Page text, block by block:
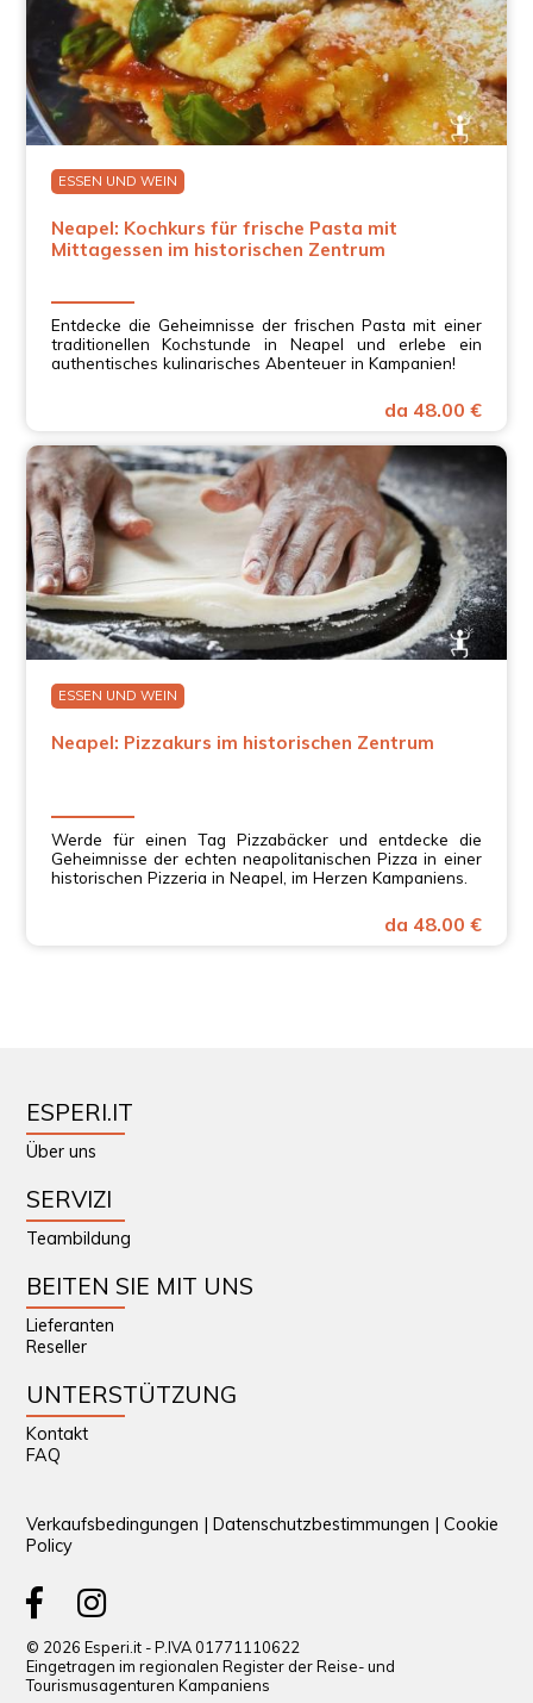
ESSEN UND WEIN
Neapel: Kochkurs für frische Pasta mit
Mittagessen im historischen Zentrum
Entdecke die Geheimnisse der frischen Pasta mit einer
traditionellen Kochstunde in Neapel und erlebe ein
authentisches kulinarisches Abenteuer in Kampanien!
da 48.00 €
ESSEN UND WEIN
Neapel: Pizzakurs im historischen Zentrum
Werde für einen Tag Pizzabäcker und entdecke die
Geheimnisse der echten neapolitanischen Pizza in einer
historischen Pizzeria in Neapel, im Herzen Kampaniens.
da 48.00 €
ESPERI.IT
Über uns
SERVIZI
Teambildung
BEITEN SIE MIT UNS
Lieferanten
Reseller
UNTERSTÜTZUNG
Kontakt
FAQ
Verkaufsbedingungen |Datenschutzbestimmungen |Cookie
Policy
© 2026 Esperi.it - P.IVA 01771110622
Eingetragen im regionalen Register der Reise- und
Tourismusagenturen Kampaniens